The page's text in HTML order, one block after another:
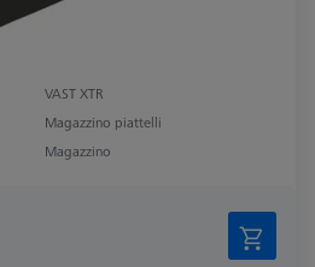
VAST XTR
Magazzino piattelli
Magazzino